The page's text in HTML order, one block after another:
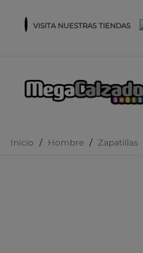
VISITA NUESTRAS TIENDAS
Inicio / Hombre / Zapatillas